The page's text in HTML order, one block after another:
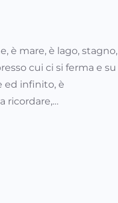
è mare, è lago, stagno,
cui ci si ferma e su
ed infinito, è
ricordare,…